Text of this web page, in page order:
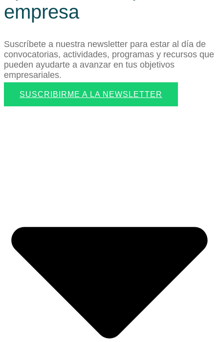
empresa
Suscríbete a nuestra newsletter para estar al día de
convocatorias, actividades, programas y recursos que
pueden ayudarte a avanzar en tus objetivos
empresariales.
SUSCRIBIRME A LA NEWSLETTER